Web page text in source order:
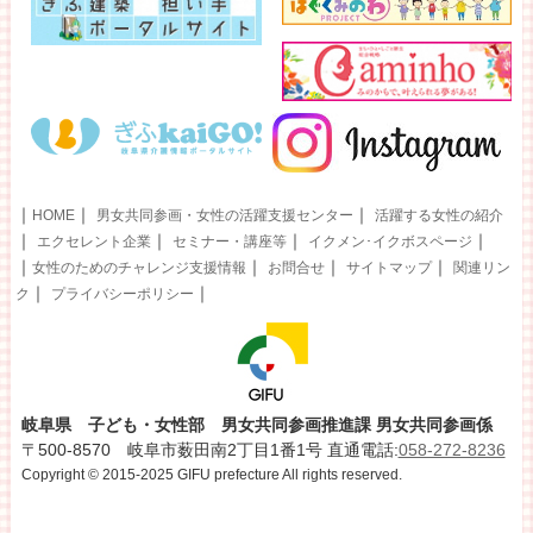
｜ HOME ｜ 男女共同参画・女性の活躍支援センター ｜ 活躍する女性の紹介
｜ エクセレント企業 ｜ セミナー・講座等 ｜ イクメン･イクボスページ ｜
｜女性のためのチャレンジ支援情報 ｜ お問合せ ｜ サイトマップ｜
関連リン
ク ｜ プライバシーポリシー ｜
岐阜県 子ども・女性部 男女共同参画推進課 男女共同参画係
〒500-8570 岐阜市薮田南2丁目1番1号 直通電話:058-272-8236
Copyright © 2015-2025 GIFU prefecture All rights reserved.